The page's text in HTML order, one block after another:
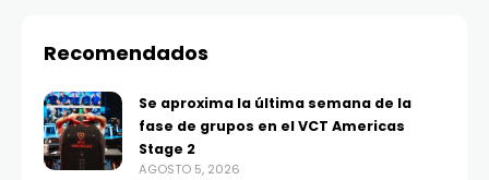
Recomendados
Se aproxima la última semana de la
fase de grupos en el VCT Americas
Stage 2
AGOSTO 5, 2026